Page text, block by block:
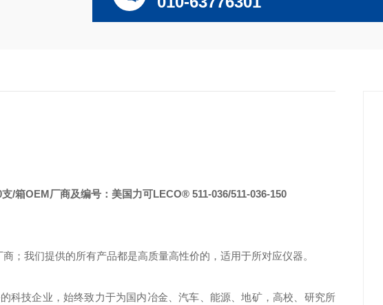
/箱OEM厂商及编号：美国力可LECO® 511-036/511-036-150
；我们提供的所有产品都是高质量高性价的，适用于所对应仪器。
科技企业，始终致力于为国内冶金、汽车、能源、地矿，高校、研究所